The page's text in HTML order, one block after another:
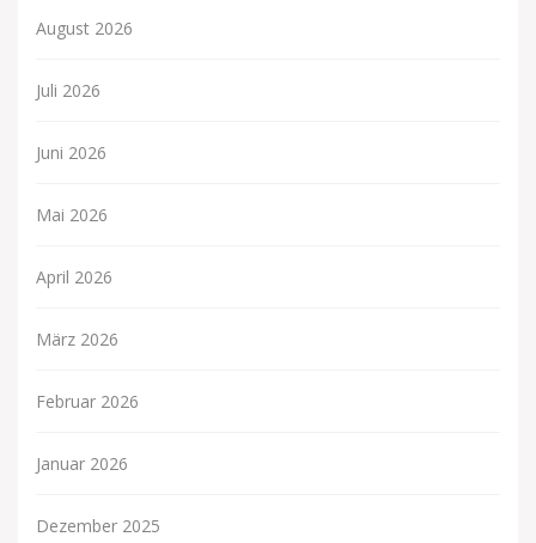
August 2026
Juli 2026
Juni 2026
Mai 2026
April 2026
März 2026
Februar 2026
Januar 2026
Dezember 2025